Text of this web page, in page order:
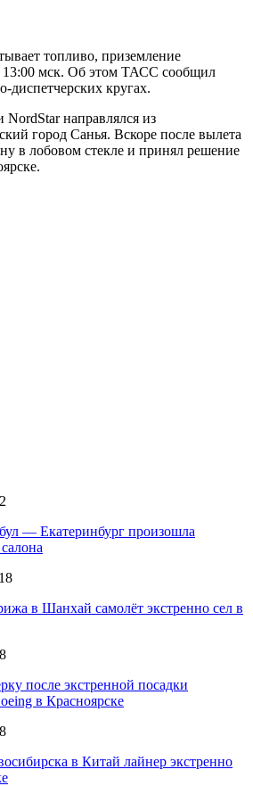
топливо, приземление
13:00 мск. Об этом ТАСС сообщил
диспетчерских кругах.
направлялся из
город Санья. Вскоре после вылета
в лобовом стекле и принял решение
— Екатеринбург произошла
в Шанхай самолёт экстренно сел в
после экстренной посадки
в Красноярске
в Китай лайнер экстренно